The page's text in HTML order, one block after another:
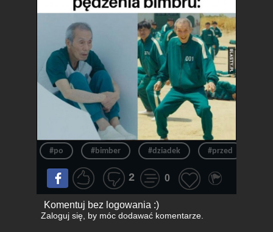
#po #bimber #dziadek #przed
2 0
Komentuj bez logowania :)
Zaloguj się, by móc dodawać komentarze.